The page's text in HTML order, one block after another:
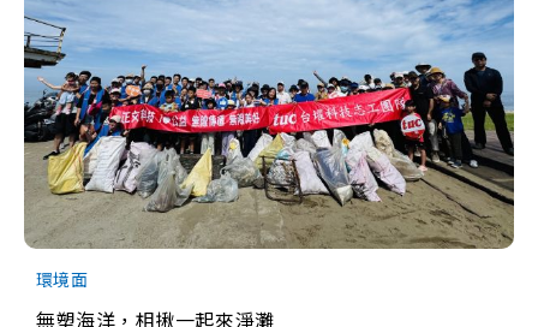
環境面
無塑海洋，相揪一起來淨灘